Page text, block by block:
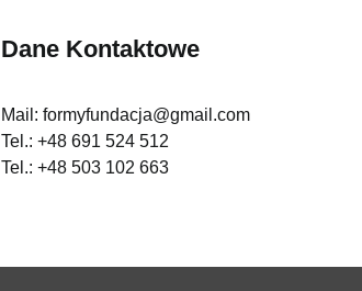
Dane Kontaktowe
Mail: formyfundacja@gmail.com
Tel.: +48 691 524 512
Tel.: +48 503 102 663